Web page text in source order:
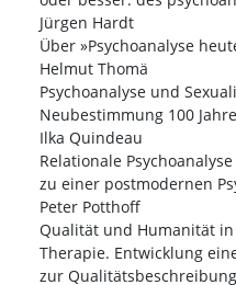
Jürgen Hardt
Über »Psychoanalyse
Helmut Thomä
Psychoanalyse und
Neubestimmung 100
Ilka Quindeau
Relationale
zu einer postmodernen
Peter Potthoff
Qualität und Humanität
Therapie. Entwicklung
zur